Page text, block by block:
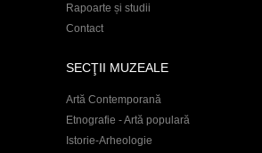
Rapoarte și studii
Contact
SECŢII MUZEALE
Artă Contemporană
Etnografie - Artă populară
Istorie-Arheologie